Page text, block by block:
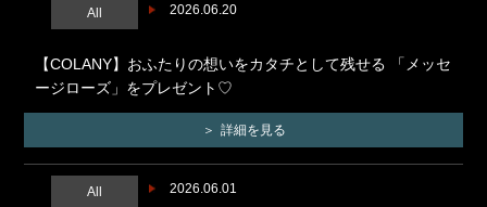
2026.06.20
All
【COLANY】おふたりの想いをカタチとして残せる 「メッセ
ージローズ」をプレゼント♡
詳細を見る
2026.06.01
All